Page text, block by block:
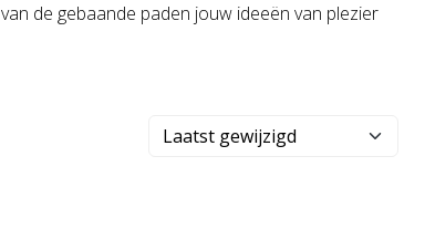
de gebaande paden jouw ideeën van plezier